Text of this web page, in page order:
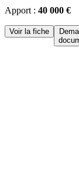
Apport : 40 000 €
Voir la fiche